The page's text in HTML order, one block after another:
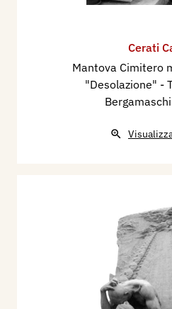
Cerati
Mantova Cimitero
"Desolazione" -